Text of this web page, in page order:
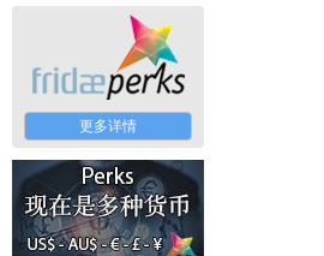
更多详情